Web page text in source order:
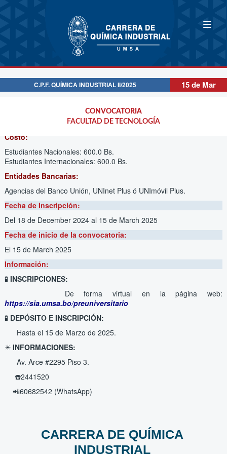
C.P.F. QUÍMICA INDUSTRIAL II/2025 15 de Mar
CONVOCATORIA
FACULTAD DE TECNOLOGÍA
CONVOCATORIA
CURSO PREFACULTATIVO O PREUNIVERSITARIO
Costo:
Estudiantes Nacionales: 600.0 Bs.
Estudiantes Internacionales: 600.0 Bs.
Entidades Bancarias:
Agencias del Banco Unión, UNInet Plus ó UNImóvil Plus.
Fecha de Inscripción:
Del 18 de December 2024 al 15 de March 2025
Fecha de inicio de la convocatoria:
El 15 de March 2025
Información:
🧪 ️ INSCRIPCIONES:
De forma virtual en la página web:
https://sia.umsa.bo/preuniversitario
🧪 DEPÓSITO E INSCRIPCIÓN:
Hasta el 15 de Marzo de 2025.
✴️INFORMACIONES:
Av. Arce #2295 Piso 3.
☎️2441520
📲60682542 (WhatsApp)
CARRERA DE QUÍMICA
INDUSTRIAL